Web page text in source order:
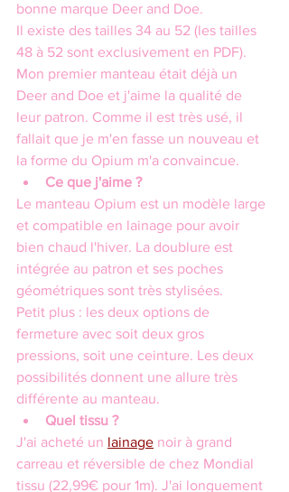
bonne marque Deer and Doe.
Il existe des tailles 34 au 52 (les tailles
48 à 52 sont exclusivement en PDF).
Mon premier manteau était déjà un
Deer and Doe et j'aime la qualité de
leur patron. Comme il est très usé, il
fallait que je m'en fasse un nouveau et
la forme du Opium m'a convaincue.
Ce que j'aime ?
Le manteau Opium est un modèle large
et compatible en lainage pour avoir
bien chaud l'hiver. La doublure est
intégrée au patron et ses poches
géométriques sont très stylisées.
Petit plus : les deux options de
fermeture avec soit deux gros
pressions, soit une ceinture. Les deux
possibilités donnent une allure très
différente au manteau.
Quel tissu ?
J'ai acheté un lainage noir à grand
carreau et réversible de chez Mondial
tissu (22,99€ pour 1m). J'ai longuement